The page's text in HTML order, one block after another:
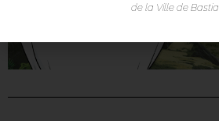
de la Ville de Bastia.